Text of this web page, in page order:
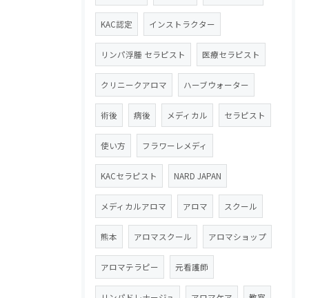
KAC認定 インストラクター
リンパ浮腫 セラピスト 医療セラピスト
クリニークアロマ ハーブウォーター
術後 病後 メディカル セラピスト
使い方 フラワーレメディ
KACセラピスト NARD JAPAN
メディカルアロマ アロマ スクール
熊本 アロマスクール アロマショップ
アロマテラピー 元看護師